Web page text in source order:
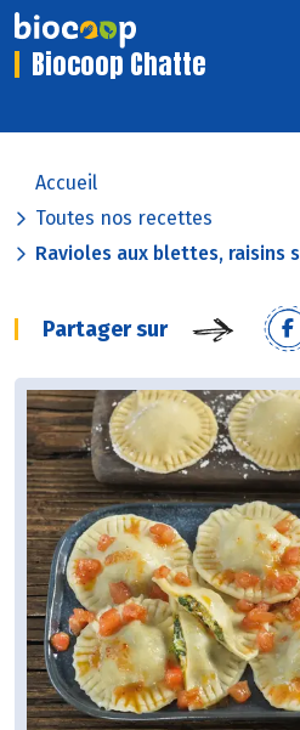
Biocoop Chatte
Accueil
Toutes nos recettes
Ravioles aux blettes, raisins
Partager sur